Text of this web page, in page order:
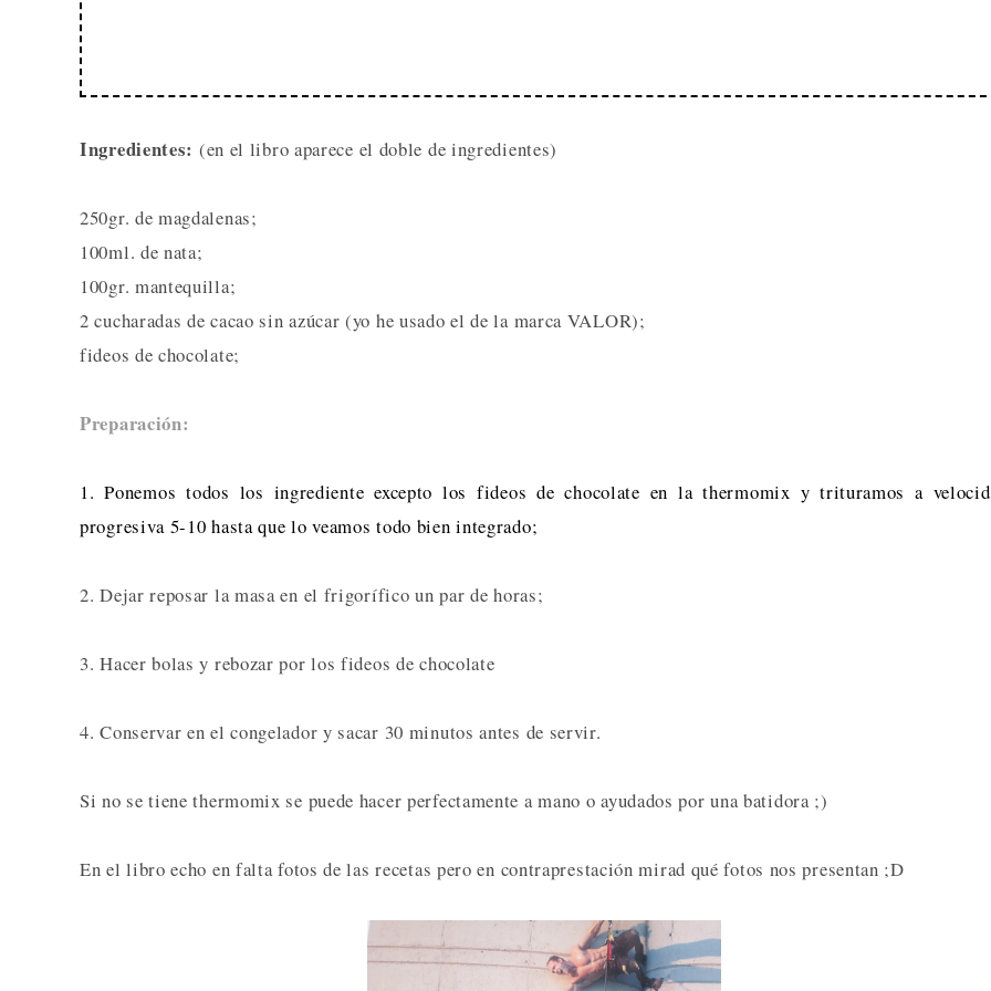
Ingredientes: (en el libro aparece el doble de ingredientes)
250gr. de magdalenas;
100ml. de nata;
100gr. mantequilla;
2 cucharadas de cacao sin azúcar (yo he usado el de la marca VALOR);
fideos de chocolate;
Preparación:
1. Ponemos todos los ingrediente excepto los fideos de chocolate en la thermomix y trituramos a
progresiva 5-10 hasta que lo veamos todo bien integrado;
2. Dejar reposar la masa en el frigorífico un par de horas;
3. Hacer bolas y rebozar por los fideos de chocolate
4. Conservar en el congelador y sacar 30 minutos antes de servir.
Si no se tiene thermomix se puede hacer perfectamente a mano o ayudados por una batidora ;)
En el libro echo en falta fotos de las recetas pero en contraprestación mirad qué fotos nos presentan ;D